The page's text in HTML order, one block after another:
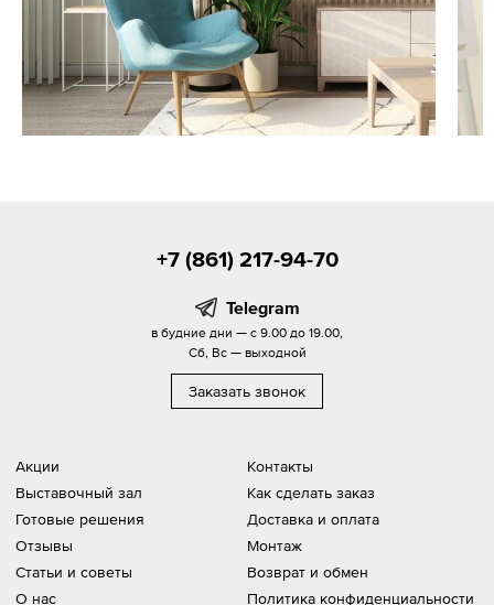
Акции
Выставочный зал
Готовые решения
Отзывы
Статьи и советы
О нас
Контакты
Как сделать заказ
Доставка и оплата
Монтаж
Возврат и обмен
Политика конфиденциальности
+7 (861) 217-94-70
Telegram
в будние дни — с 9.00 до 19.00,
Сб, Вс — выходной
Заказать звонок